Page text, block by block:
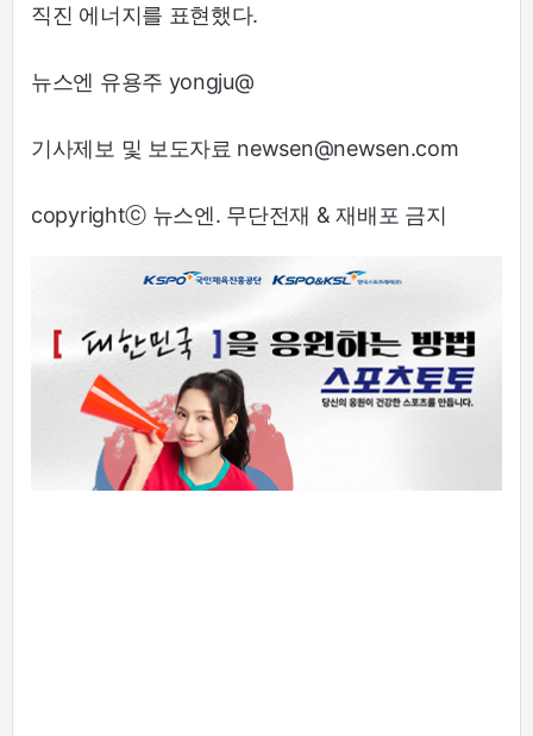
직진 에너지를 표현했다.
뉴스엔 유용주 yongju@
기사제보 및 보도자료 newsen@newsen.com
copyrightⓒ 뉴스엔. 무단전재 & 재배포 금지